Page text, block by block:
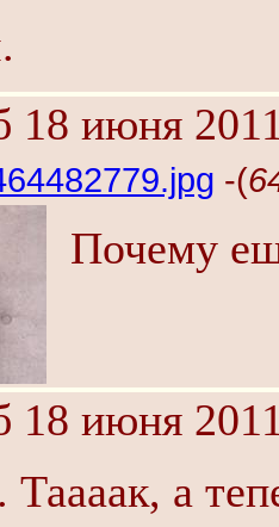
18 июня
-(
Почему
18 июня
Таааак, а